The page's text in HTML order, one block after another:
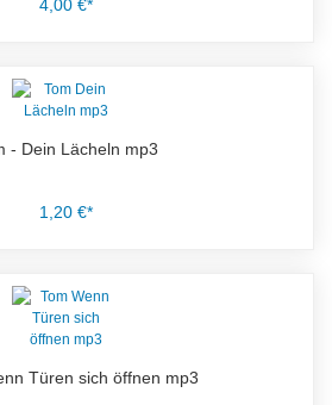
4,00 €*
- Dein Lächeln mp3
1,20 €*
Türen sich öffnen mp3